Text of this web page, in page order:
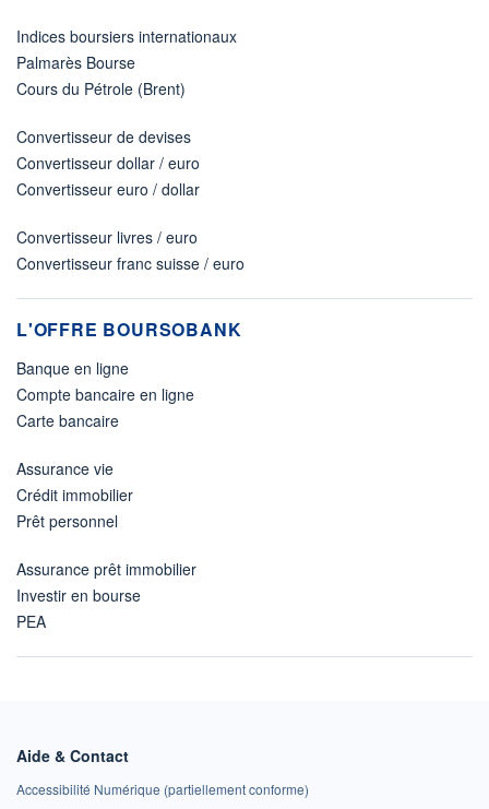
Indices boursiers internationaux
Palmarès Bourse
Cours du Pétrole (Brent)
Convertisseur de devises
Convertisseur dollar / euro
Convertisseur euro / dollar
Convertisseur livres / euro
Convertisseur franc suisse / euro
L'OFFRE BOURSOBANK
Banque en ligne
Compte bancaire en ligne
Carte bancaire
Assurance vie
Crédit immobilier
Prêt personnel
Assurance prêt immobilier
Investir en bourse
PEA
Aide & Contact
Accessibilité Numérique (partiellement conforme)